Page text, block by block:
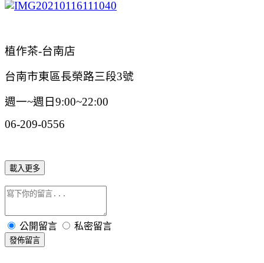
植作茶-台南店
台南市東區長榮路三段3號
週一~週日9:00~22:00
06-209-0556
載入更多
公開留言 私密留言
發佈留言